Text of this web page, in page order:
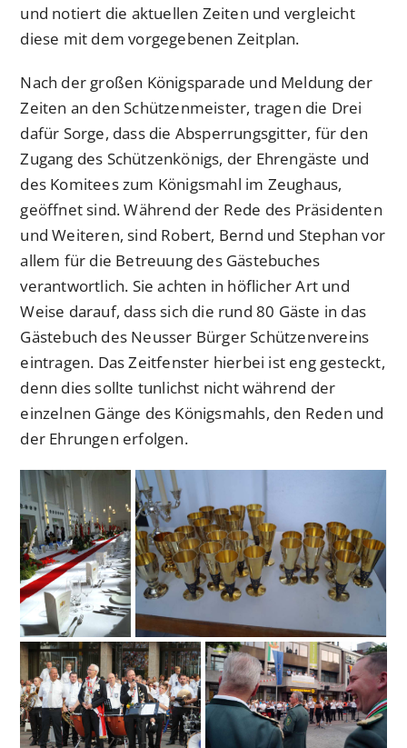
und notiert die aktuellen Zeiten und vergleicht
diese mit dem vorgegebenen Zeitplan.
Nach der großen Königsparade und Meldung der
Zeiten an den Schützenmeister, tragen die Drei
dafür Sorge, dass die Absperrungsgitter, für den
Zugang des Schützenkönigs, der Ehrengäste und
des Komitees zum Königsmahl im Zeughaus,
geöffnet sind. Während der Rede des Präsidenten
und Weiteren, sind Robert, Bernd und Stephan vor
allem für die Betreuung des Gästebuches
verantwortlich. Sie achten in höflicher Art und
Weise darauf, dass sich die rund 80 Gäste in das
Gästebuch des Neusser Bürger Schützenvereins
eintragen. Das Zeitfenster hierbei ist eng gesteckt,
denn dies sollte tunlichst nicht während der
einzelnen Gänge des Königsmahls, den Reden und
der Ehrungen erfolgen.